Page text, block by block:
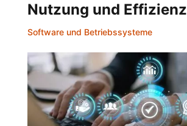
Nutzung und Effizienz
Software und Betriebssysteme